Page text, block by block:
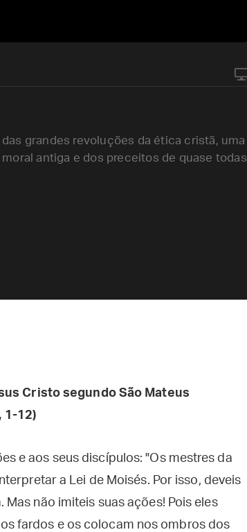
grandes revoluções da ética cristã, uma
antiga e dos preceitos de quase todas
Cristo segundo São Mateus
1-12)
e aos seus discípulos: "Os mestres da
a Lei de Moisés. Por isso, deveis
não imiteis suas ações! Pois eles
fardos e os colocam nos ombros dos